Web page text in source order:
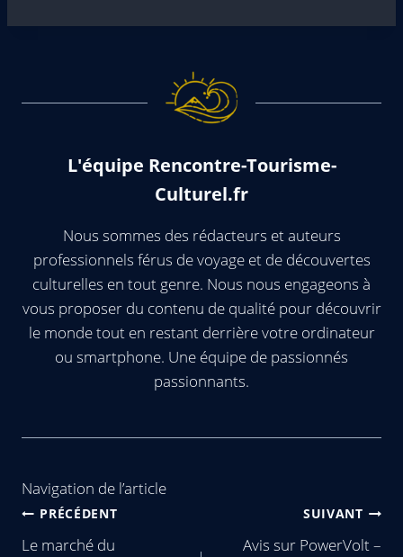
L'équipe Rencontre-Tourisme-
Culturel.fr
Nous sommes des rédacteurs et auteurs
professionnels férus de voyage et de découvertes
culturelles en tout genre. Nous nous engageons à
vous proposer du contenu de qualité pour découvrir
le monde tout en restant derrière votre ordinateur
ou smartphone. Une équipe de passionnés
passionnants.
Navigation de l’article
PRÉCÉDENT
Le marché du
SUIVANT
Avis sur PowerVolt –